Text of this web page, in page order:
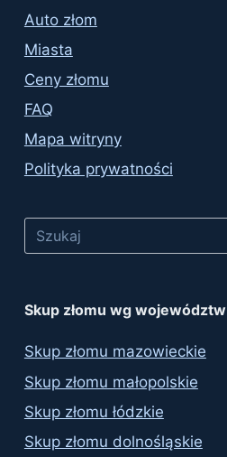
Auto złom
Miasta
Ceny złomu
FAQ
Mapa witryny
Polityka prywatności
Skup złomu wg województw
Skup złomu mazowieckie
Skup złomu małopolskie
Skup złomu łódzkie
Skup złomu dolnośląskie